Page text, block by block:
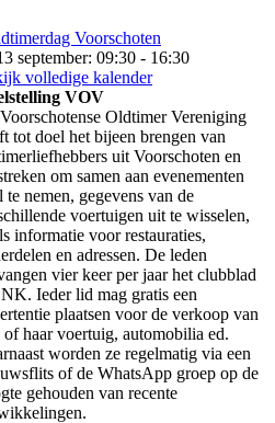
Voorschoten
september: 09:30 - 16:30
volledige kalender
VOV
Oldtimer Vereniging
tot doel het bijeen brengen van
uit Voorschoten en
om samen aan evenementen
te nemen, gegevens van de
voertuigen uit te wisselen,
informatie voor restauraties,
en adressen. De leden
vier keer per jaar het clubblad
Ieder lid mag gratis een
plaatsen voor de verkoop van
haar voertuig, automobilia ed.
worden ze regelmatig via een
of de WhatsApp groep op de
gehouden van recente